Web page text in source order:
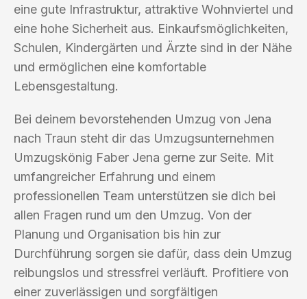
eine gute Infrastruktur, attraktive Wohnviertel und
eine hohe Sicherheit aus. Einkaufsmöglichkeiten,
Schulen, Kindergärten und Ärzte sind in der Nähe
und ermöglichen eine komfortable
Lebensgestaltung.
Bei deinem bevorstehenden Umzug von Jena
nach Traun steht dir das Umzugsunternehmen
Umzugskönig Faber Jena gerne zur Seite. Mit
umfangreicher Erfahrung und einem
professionellen Team unterstützen sie dich bei
allen Fragen rund um den Umzug. Von der
Planung und Organisation bis hin zur
Durchführung sorgen sie dafür, dass dein Umzug
reibungslos und stressfrei verläuft. Profitiere von
einer zuverlässigen und sorgfältigen